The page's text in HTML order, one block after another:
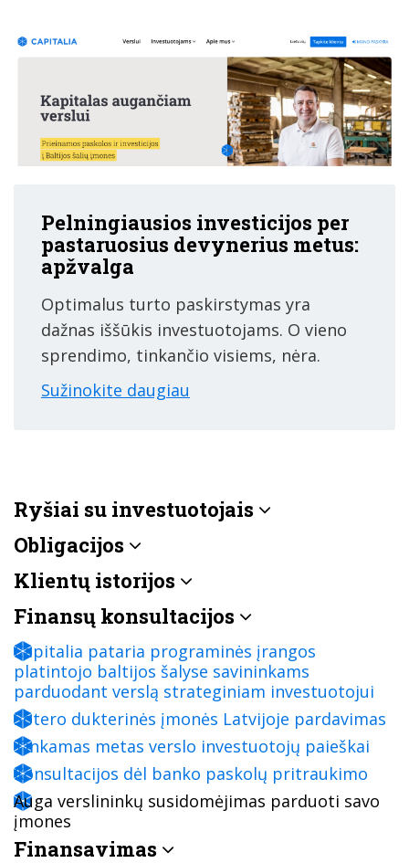
Pelningiausios investicijos per
pastaruosius devynerius metus:
apžvalga
Optimalus turto paskirstymas yra
dažnas iššūkis investuotojams. O vieno
sprendimo, tinkančio visiems, nėra.
Sužinokite daugiau
Ryšiai su investuotojais
Obligacijos
Klientų istorijos
Finansų konsultacijos
Capitalia pataria programinės įrangos
platintojo baltijos šalyse savininkams
parduodant verslą strateginiam investuotojui
Sotero dukterinės įmonės Latvijoje pardavimas
Tinkamas metas verslo investuotojų paieškai
Konsultacijos dėl banko paskolų pritraukimo
Auga verslininkų susidomėjimas parduoti savo
įmones
Finansavimas